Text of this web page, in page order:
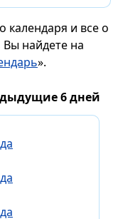
календаря и все о
найдете на
».
6 дней